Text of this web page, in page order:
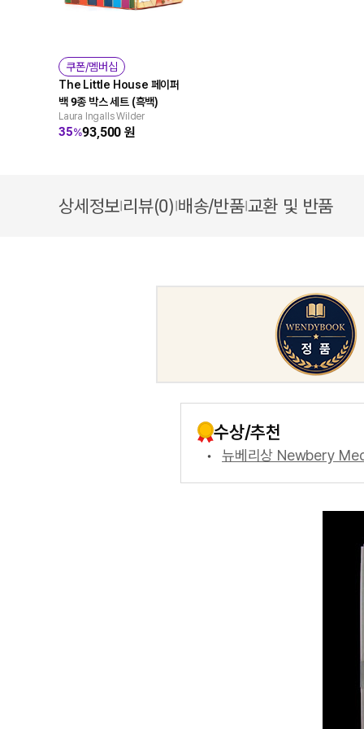
쿠폰/멤버십
The Little House 페이퍼
백 9종 박스 세트 (흑백)
Laura Ingalls Wilder
35%93,500원
상세정보|리뷰(0)|배송/반품|교환 및 반품
수상/추천
뉴베리상 Newbery